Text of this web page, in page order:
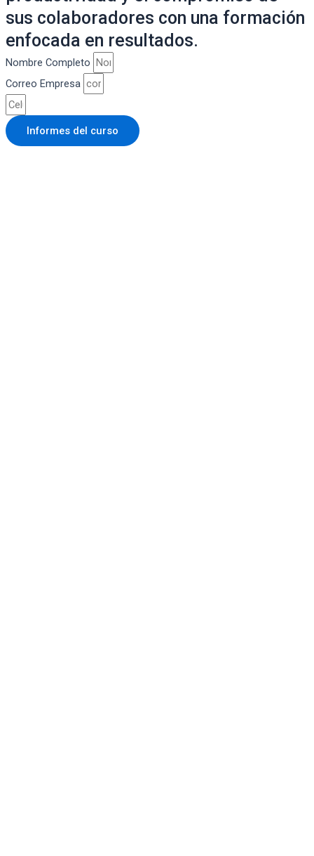
sus colaboradores con una formación
enfocada en resultados.
Nombre Completo
Correo Empresa
Informes del curso